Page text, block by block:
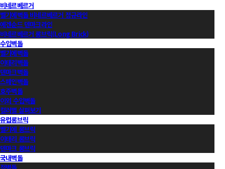
비네르베르거
벨기에벽돌 비네르베르거 정규라인
에겐순드 덴마크라인
비네르베르거 롱브릭(Long Brick)
수입벽돌
벨기에벽돌
이태리벽돌
덴마크벽돌
스페인벽돌
호주벽돌
이외 수입벽돌
컬러별 살펴보기
유럽롱브릭
벨기에 롱브릭
이태리 롱브릭
덴마크 롱브릭
국내벽돌